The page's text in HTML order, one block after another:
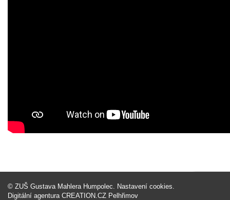
© ZUŠ Gustava Mahlera Humpolec Nastavení cookies
Digitální agentura CREATION.CZ Pelhřimov